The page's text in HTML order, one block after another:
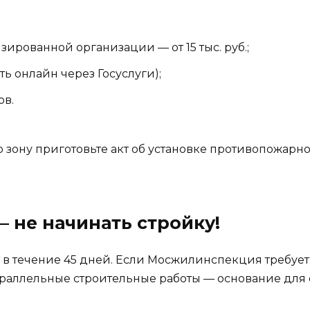
организации — от 15 тыс. руб.;
онлайн через Госуслуги);
приготовьте акт об установке
начинать стройку!
течение 45 дней. Если Мосжилинспекция
строительные работы — основание для